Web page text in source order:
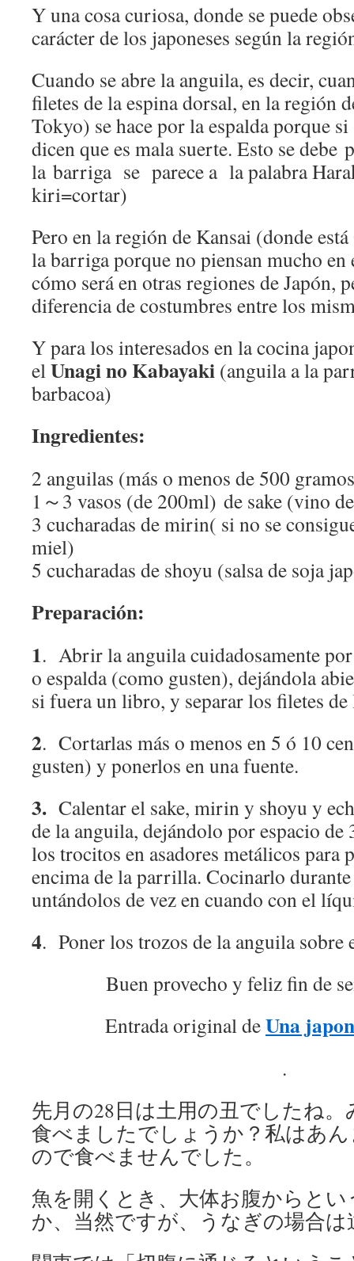
Y una cosa curiosa, donde se puede
carácter de los japoneses según la
Cuando se abre la anguila, es decir,
filetes de la espina dorsal, en la región
Tokyo) se hace por la espalda porque
dicen que es mala suerte. Esto se debe
la barriga se parece a la palabra
kiri=cortar)
Pero en la región de Kansai (donde
la barriga porque no piensan mucho en
cómo será en otras regiones de Japón,
diferencia de costumbres entre los
Y para los interesados en la cocina
elUnagi no Kabayaki (anguila a la
barbacoa)
Ingredientes:
2 anguilas (más o menos de 500
1～3 vasos (de 200ml) de sake (vino
3 cucharadas de mirin( si no se
miel)
5 cucharadas de shoyu (salsa de soja
Preparación:
1. Abrir la anguila cuidadosamente
o espalda (como gusten), dejándola
si fuera un libro, y separar los filetes de
2. Cortarlas más o menos en 5 ó 10
gusten) y ponerlos en una fuente.
3. Calentar el sake, mirin y shoyu y
de la anguila, dejándolo por espacio
los trocitos en asadores metálicos para
encima de la parrilla. Cocinarlo
untándolos de vez en cuando con el
4. Poner los trozos de la anguila
Buen provecho y feliz fin de
Entrada original deUna
.
先月の28日は土用の丑でしたね
食べましたでしょうか？私はあ
ので食べませんでした。
魚を開くとき、大体お腹からと
か、当然ですが、うなぎの場合